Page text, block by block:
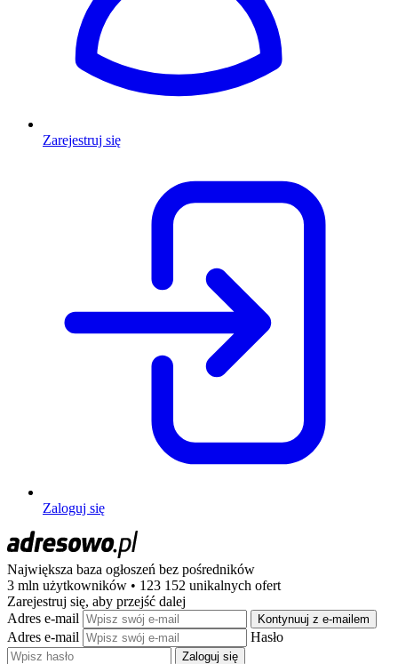
Zarejestruj się
Zaloguj się
Największa baza ogłoszeń bez pośredników
3 mln użytkowników • 123 152 unikalnych ofert
Zarejestruj się, aby przejść dalej
Adres e-mail
Kontynuuj z e-mailem
Adres e-mail Hasło
Zaloguj się